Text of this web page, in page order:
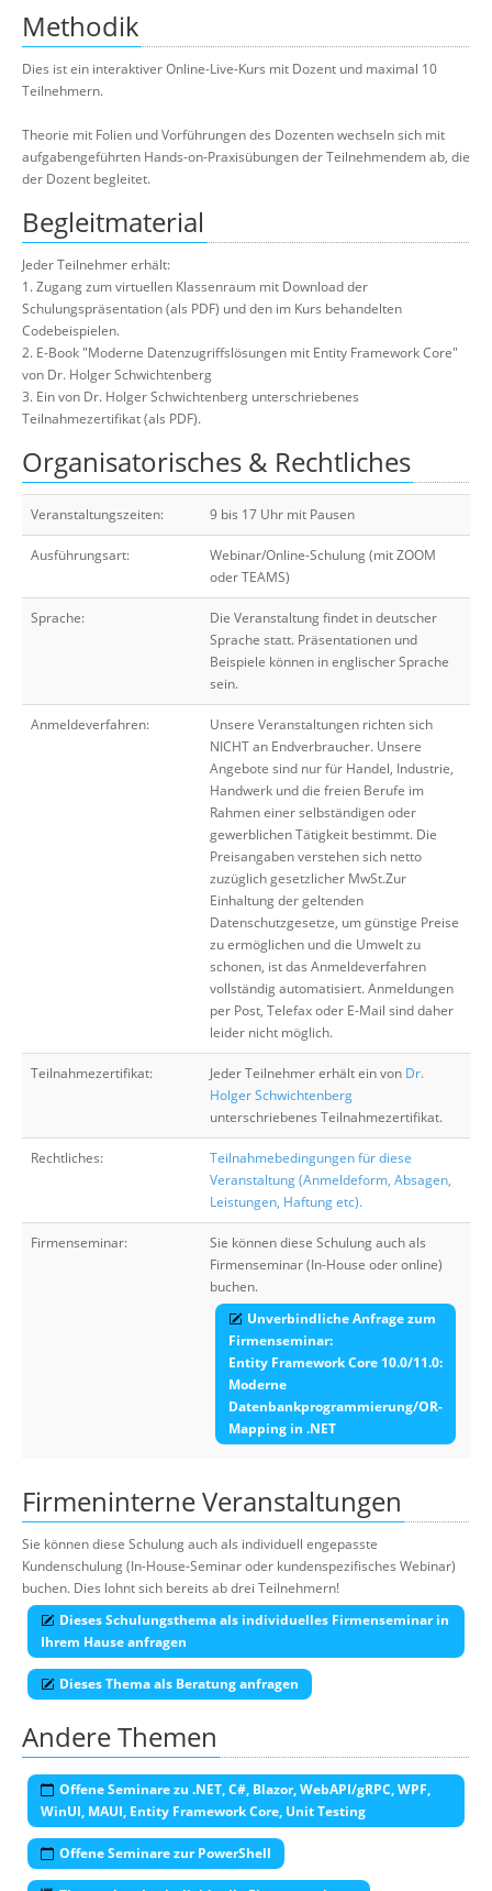
Methodik
Dies ist ein interaktiver Online-Live-Kurs mit Dozent und maximal 10
Teilnehmern.
Theorie mit Folien und Vorführungen des Dozenten wechseln sich mit
aufgabengeführten Hands-on-Praxisübungen der Teilnehmendem ab, die
der Dozent begleitet.
Begleitmaterial
Jeder Teilnehmer erhält:
1. Zugang zum virtuellen Klassenraum mit Download der
Schulungspräsentation (als PDF) und den im Kurs behandelten
Codebeispielen.
2. E-Book "Moderne Datenzugriffslösungen mit Entity Framework Core"
von Dr. Holger Schwichtenberg
3. Ein von Dr. Holger Schwichtenberg unterschriebenes
Teilnahmezertifikat (als PDF).
Organisatorisches & Rechtliches
Veranstaltungszeiten: 9 bis 17 Uhr mit Pausen
Ausführungsart:
Webinar/Online-Schulung (mit ZOOM
oder TEAMS)
Sprache:
Die Veranstaltung findet in deutscher
Sprache statt. Präsentationen und
Beispiele können in englischer Sprache
sein.
Anmeldeverfahren:
Unsere Veranstaltungen richten sich
NICHT an Endverbraucher. Unsere
Angebote sind nur für Handel, Industrie,
Handwerk und die freien Berufe im
Rahmen einer selbständigen oder
gewerblichen Tätigkeit bestimmt. Die
Preisangaben verstehen sich netto
zuzüglich gesetzlicher MwSt.Zur
Einhaltung der geltenden
Datenschutzgesetze, um günstige Preise
zu ermöglichen und die Umwelt zu
schonen, ist das Anmeldeverfahren
vollständig automatisiert. Anmeldungen
per Post, Telefax oder E-Mail sind daher
leider nicht möglich.
Teilnahmezertifikat: Jeder Teilnehmer erhält ein von Dr.
Holger Schwichtenberg
unterschriebenes Teilnahmezertifikat.
Rechtliches:
Teilnahmebedingungen für diese
Veranstaltung (Anmeldeform, Absagen,
Leistungen, Haftung etc).
Firmenseminar:
Sie können diese Schulung auch als
Firmenseminar (In-House oder online)
buchen.
Unverbindliche Anfrage zum
Firmenseminar:
Entity Framework Core 10.0/11.0:
Moderne
Datenbankprogrammierung/OR-
Mapping in .NET
Firmeninterne Veranstaltungen
Sie können diese Schulung auch als individuell engepasste
Kundenschulung (In-House-Seminar oder kundenspezifisches Webinar)
buchen. Dies lohnt sich bereits ab drei Teilnehmern!
Dieses Schulungsthema als individuelles Firmenseminar in
Ihrem Hause anfragen
Dieses Thema als Beratung anfragen
Andere Themen
Offene Seminare zu .NET, C#, Blazor, WebAPI/gRPC, WPF,
WinUI, MAUI, Entity Framework Core, Unit Testing
Offene Seminare zur PowerShell